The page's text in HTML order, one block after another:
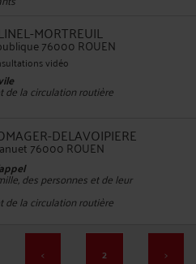
MORTREUIL
76000 ROUEN
vidéo
de la circulation routière
DELAVOIPIERE
76000 ROUEN
des personnes et de leur
de la circulation routière
< 2 >